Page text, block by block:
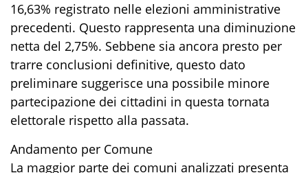
16,63% registrato nelle elezioni amministrative
precedenti. Questo rappresenta una diminuzione
netta del 2,75%. Sebbene sia ancora presto per
trarre conclusioni definitive, questo dato
preliminare suggerisce una possibile minore
partecipazione dei cittadini in questa tornata
elettorale rispetto alla passata.
​Andamento per Comune
​La maggior parte dei comuni analizzati presenta